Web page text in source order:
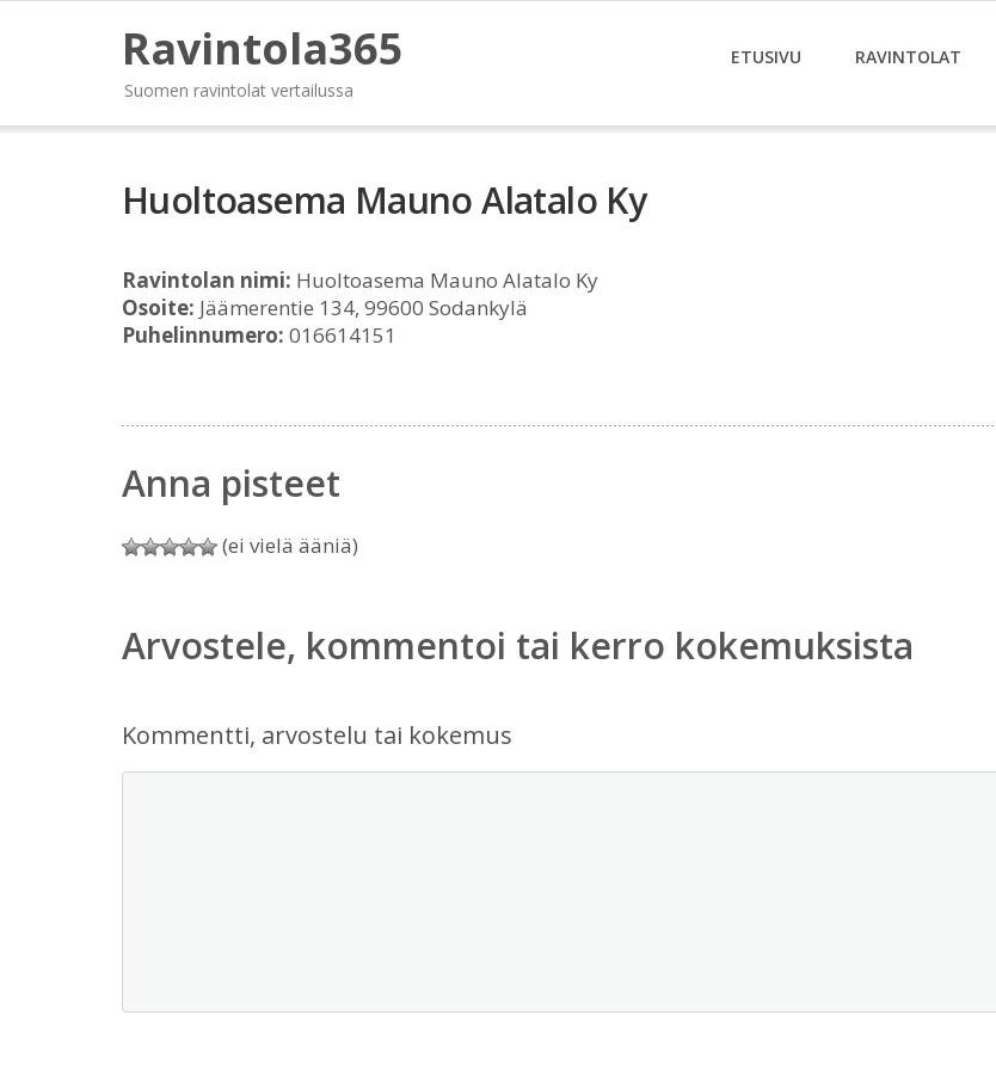
Ravintola365
Suomen ravintolat vertailussa
ETUSIVU RAVINTOLAT
Huoltoasema Mauno Alatalo Ky
Ravintolan nimi: Huoltoasema Mauno Alatalo Ky
Osoite: Jäämerentie 134, 99600 Sodankylä
Puhelinnumero: 016614151
Anna pisteet
(ei vielä ääniä)
Arvostele, kommentoi tai kerro kokemuksista
Kommentti, arvostelu tai kokemus